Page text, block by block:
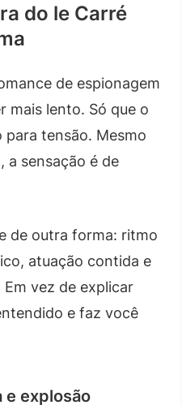
do le Carré
de espionagem
mais lento. Só que o
tensão. Mesmo
a sensação é de
de outra forma: ritmo
atuação contida e
vez de explicar
e faz você
e explosão